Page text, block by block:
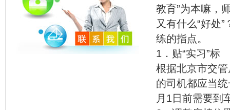
教育”为本嘛，
又有什么“好处
练的指点。
1．贴“实习”标
根据北京市交
的司机都应当
月1日前需要到